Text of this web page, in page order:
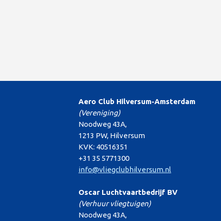
Aero Club Hilversum-Amsterdam
(Vereniging)
Noodweg 43A,
1213 PW, Hilversum
KVK: 40516351
+31 35 5771300
info@vliegclubhilversum.nl
Oscar Luchtvaartbedrijf BV
(Verhuur vliegtuigen)
Noodweg 43A,